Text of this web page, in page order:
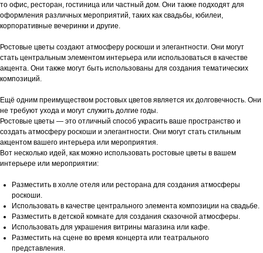
то офис, ресторан, гостиница или частный дом. Они также подходят для
оформления различных мероприятий, таких как свадьбы, юбилеи,
корпоративные вечеринки и другие.
Ростовые цветы создают атмосферу роскоши и элегантности. Они могут
стать центральным элементом интерьера или использоваться в качестве
акцента. Они также могут быть использованы для создания тематических
композиций.
Ещё одним преимуществом ростовых цветов является их долговечность. Они
не требуют ухода и могут служить долгие годы.
Ростовые цветы — это отличный способ украсить ваше пространство и
создать атмосферу роскоши и элегантности. Они могут стать стильным
акцентом вашего интерьера или мероприятия.
Вот несколько идей, как можно использовать ростовые цветы в вашем
интерьере или мероприятии:
Разместить в холле отеля или ресторана для создания атмосферы
роскоши.
Использовать в качестве центрального элемента композиции на свадьбе.
Разместить в детской комнате для создания сказочной атмосферы.
Использовать для украшения витрины магазина или кафе.
Разместить на сцене во время концерта или театрального
представления.